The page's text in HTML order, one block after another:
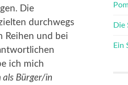
Die
durchwegs
Reihen und bei
ich mich
als Bürger/in
Die
Ein